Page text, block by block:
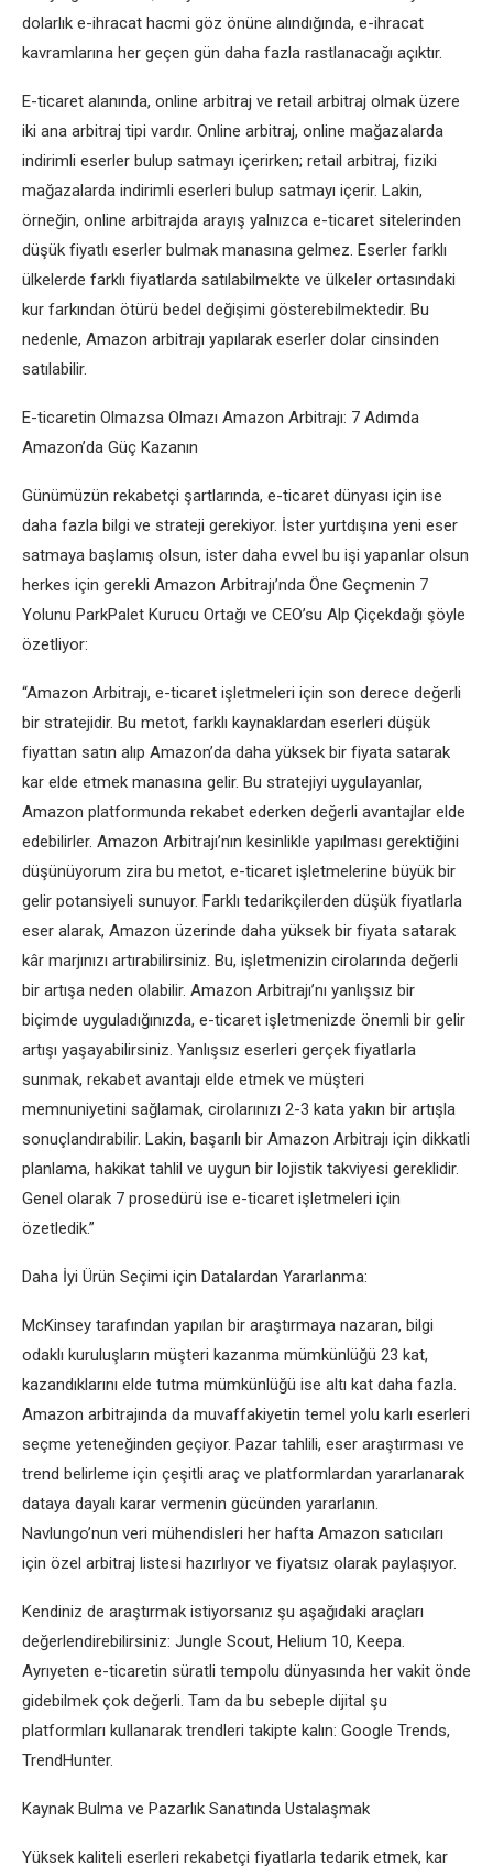
dolarlık e-ihracat hacmi göz önüne alındığında, e-ihracat
kavramlarına her geçen gün daha fazla rastlanacağı açıktır.
E-ticaret alanında, online arbitraj ve retail arbitraj olmak üzere
iki ana arbitraj tipi vardır. Online arbitraj, online mağazalarda
indirimli eserler bulup satmayı içerirken; retail arbitraj, fiziki
mağazalarda indirimli eserleri bulup satmayı içerir. Lakin,
örneğin, online arbitrajda arayış yalnızca e-ticaret sitelerinden
düşük fiyatlı eserler bulmak manasına gelmez. Eserler farklı
ülkelerde farklı fiyatlarda satılabilmekte ve ülkeler ortasındaki
kur farkından ötürü bedel değişimi gösterebilmektedir. Bu
nedenle, Amazon arbitrajı yapılarak eserler dolar cinsinden
satılabilir.
E-ticaretin Olmazsa Olmazı Amazon Arbitrajı: 7 Adımda
Amazon’da Güç Kazanın
Günümüzün rekabetçi şartlarında, e-ticaret dünyası için ise
daha fazla bilgi ve strateji gerekiyor. İster yurtdışına yeni eser
satmaya başlamış olsun, ister daha evvel bu işi yapanlar olsun
herkes için gerekli Amazon Arbitrajı’nda Öne Geçmenin 7
Yolunu ParkPalet Kurucu Ortağı ve CEO’su Alp Çiçekdağı şöyle
özetliyor:
“Amazon Arbitrajı, e-ticaret işletmeleri için son derece değerli
bir stratejidir. Bu metot, farklı kaynaklardan eserleri düşük
fiyattan satın alıp Amazon’da daha yüksek bir fiyata satarak
kar elde etmek manasına gelir. Bu stratejiyi uygulayanlar,
Amazon platformunda rekabet ederken değerli avantajlar elde
edebilirler. Amazon Arbitrajı’nın kesinlikle yapılması gerektiğini
düşünüyorum zira bu metot, e-ticaret işletmelerine büyük bir
gelir potansiyeli sunuyor. Farklı tedarikçilerden düşük fiyatlarla
eser alarak, Amazon üzerinde daha yüksek bir fiyata satarak
kâr marjınızı artırabilirsiniz. Bu, işletmenizin cirolarında değerli
bir artışa neden olabilir. Amazon Arbitrajı’nı yanlışsız bir
biçimde uyguladığınızda, e-ticaret işletmenizde önemli bir gelir
artışı yaşayabilirsiniz. Yanlışsız eserleri gerçek fiyatlarla
sunmak, rekabet avantajı elde etmek ve müşteri
memnuniyetini sağlamak, cirolarınızı 2-3 kata yakın bir artışla
sonuçlandırabilir. Lakin, başarılı bir Amazon Arbitrajı için dikkatli
planlama, hakikat tahlil ve uygun bir lojistik takviyesi gereklidir.
Genel olarak 7 prosedürü ise e-ticaret işletmeleri için
özetledik.”
Daha İyi Ürün Seçimi için Datalardan Yararlanma:
McKinsey tarafından yapılan bir araştırmaya nazaran, bilgi
odaklı kuruluşların müşteri kazanma mümkünlüğü 23 kat,
kazandıklarını elde tutma mümkünlüğü ise altı kat daha fazla.
Amazon arbitrajında da muvaffakiyetin temel yolu karlı eserleri
seçme yeteneğinden geçiyor. Pazar tahlili, eser araştırması ve
trend belirleme için çeşitli araç ve platformlardan yararlanarak
dataya dayalı karar vermenin gücünden yararlanın.
Navlungo’nun veri mühendisleri her hafta Amazon satıcıları
için özel arbitraj listesi hazırlıyor ve fiyatsız olarak paylaşıyor.
Kendiniz de araştırmak istiyorsanız şu aşağıdaki araçları
değerlendirebilirsiniz: Jungle Scout, Helium 10, Keepa.
Ayrıyeten e-ticaretin süratli tempolu dünyasında her vakit önde
gidebilmek çok değerli. Tam da bu sebeple dijital şu
platformları kullanarak trendleri takipte kalın: Google Trends,
TrendHunter.
Kaynak Bulma ve Pazarlık Sanatında Ustalaşmak
Yüksek kaliteli eserleri rekabetçi fiyatlarla tedarik etmek, kar